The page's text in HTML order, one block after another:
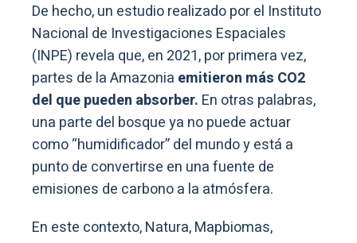
De hecho, un estudio realizado por el Instituto
Nacional de Investigaciones Espaciales
(INPE) revela que, en 2021, por primera vez,
partes de la Amazonia emitieron más CO2
del que pueden absorber. En otras palabras,
una parte del bosque ya no puede actuar
como “humidificador” del mundo y está a
punto de convertirse en una fuente de
emisiones de carbono a la atmósfera.
En este contexto, Natura, Mapbiomas,